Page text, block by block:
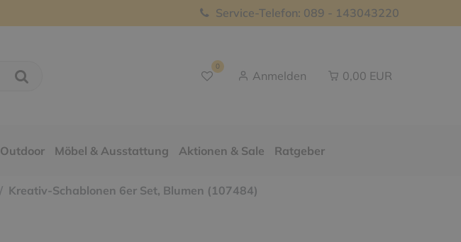
Service-Telefon: 089 - 143043220
0
Anmelden 0,00 EUR
Outdoor Möbel & Ausstattung Aktionen & Sale Ratgeber
Kreativ-Schablonen 6er Set, Blumen (107484)